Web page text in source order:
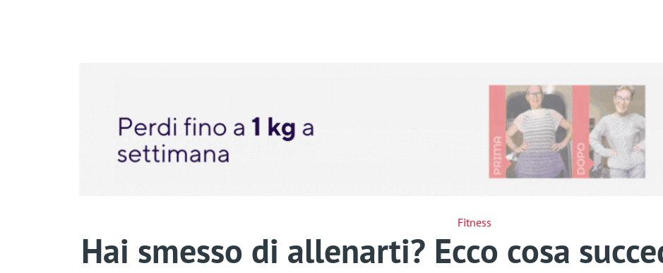
Fitness
Hai smesso di allenarti? Ecco cosa